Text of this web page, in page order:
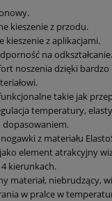
kieszenie z przodu.
kieszenie z aplikacjami.
na
noszenia dzięki bardzo
takie jak
temperatury,
z materiału
element atrakcyjny
kierunkach.
materiał, niebrudzący,
w pralce w